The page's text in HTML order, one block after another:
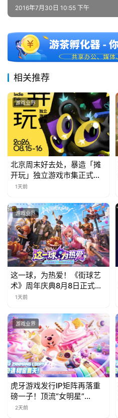
2016年7月30日 10:55 下午
相关推荐
游戏业界
北京周末好去处，暴造「摊
开玩」独立游戏市集正式开
票！
1天前
游戏业界
这一球，为热爱！《街球艺
术》周年庆典8月8日正式上
线，多重福利与全新内容同
1天前
游戏业界
虎牙游戏发行IP矩阵再落重
磅一子！顶流“女明星”
ZANMANG LOOPY 正版3D
2天前